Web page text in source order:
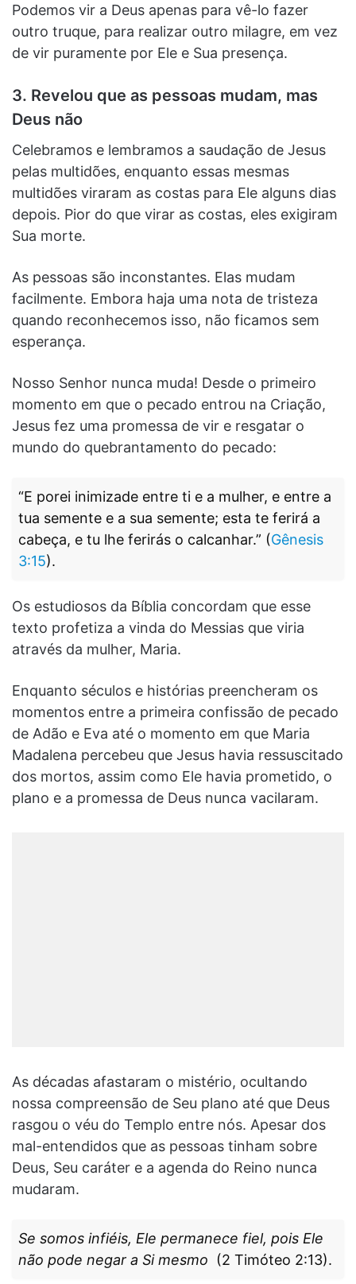
Podemos vir a Deus apenas para vê-lo fazer
outro truque, para realizar outro milagre, em vez
de vir puramente por Ele e Sua presença.
3. Revelou que as pessoas mudam, mas
Deus não
Celebramos e lembramos a saudação de Jesus
pelas multidões, enquanto essas mesmas
multidões viraram as costas para Ele alguns dias
depois. Pior do que virar as costas, eles exigiram
Sua morte.
As pessoas são inconstantes. Elas mudam
facilmente. Embora haja uma nota de tristeza
quando reconhecemos isso, não ficamos sem
esperança.
Nosso Senhor nunca muda! Desde o primeiro
momento em que o pecado entrou na Criação,
Jesus fez uma promessa de vir e resgatar o
mundo do quebrantamento do pecado:
“E porei inimizade entre ti e a mulher, e entre a
tua semente e a sua semente; esta te ferirá a
cabeça, e tu lhe ferirás o calcanhar.” (Gênesis
3:15).
Os estudiosos da Bíblia concordam que esse
texto profetiza a vinda do Messias que viria
através da mulher, Maria.
Enquanto séculos e histórias preencheram os
momentos entre a primeira confissão de pecado
de Adão e Eva até o momento em que Maria
Madalena percebeu que Jesus havia ressuscitado
dos mortos, assim como Ele havia prometido, o
plano e a promessa de Deus nunca vacilaram.
As décadas afastaram o mistério, ocultando
nossa compreensão de Seu plano até que Deus
rasgou o véu do Templo entre nós. Apesar dos
mal-entendidos que as pessoas tinham sobre
Deus, Seu caráter e a agenda do Reino nunca
mudaram.
Se somos infiéis, Ele permanece fiel, pois Ele
não pode negar a Si mesmo
(2 Timóteo 2:13).